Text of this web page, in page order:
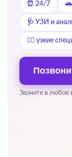
⏰ 24/7
🩺 УЗИ и
👨‍⚕️ узкие
Звоните в любое